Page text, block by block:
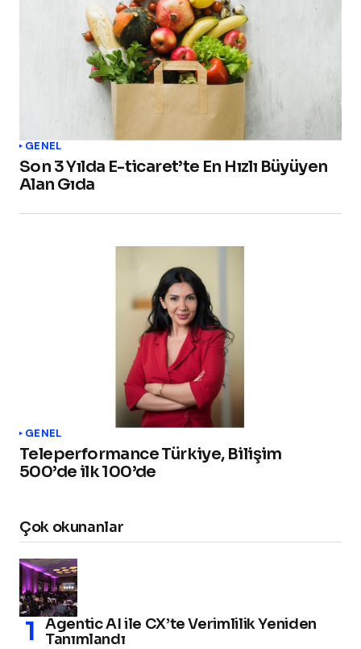
GENEL
Son 3 Yılda E-ticaret’te En Hızlı Büyüyen
Alan Gıda
GENEL
Teleperformance Türkiye, Bilişim
500’de ilk 100’de
Çok okunanlar
Agentic AI ile CX’te Verimlilik Yeniden
Tanımlandı